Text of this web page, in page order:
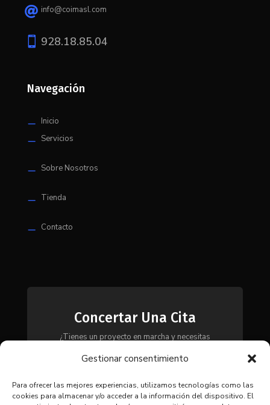
Gestionar consentimiento
Para ofrecer las mejores experiencias, utilizamos tecnologías como las
cookies para almacenar y/o acceder a la información del dispositivo. El
 info@coimasl.com
 928.18.85.04
Navegación
K Inicio
K Servicios
K Sobre Nosotros
K Tienda
K Contacto
Concertar Una Cita
¿Tienes un proyecto en marcha y necesitas
contacto con nosotros y te asesoraremos para
necesidades.